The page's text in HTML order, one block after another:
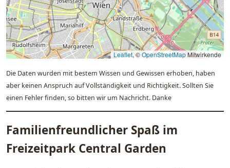
Leaflet, ©OpenStreetMapMitwirkende
Die Daten wurden mit bestem Wissen und Gewissen erhoben, haben
aber keinen Anspruch auf Vollständigkeit und Richtigkeit. Sollten Sie
einen Fehler finden, so bitten wir um Nachricht. Danke
Familienfreundlicher Spaß im
Freizeitpark Central Garden